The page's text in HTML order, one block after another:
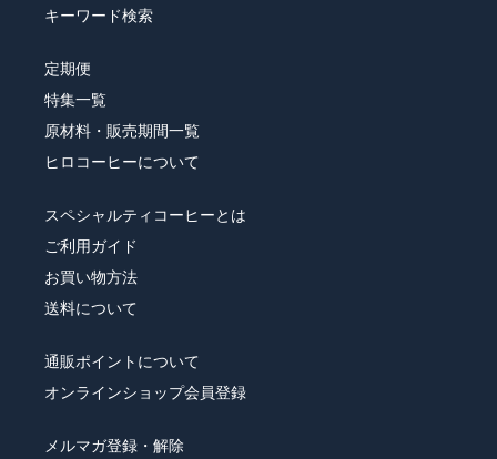
キーワード検索
定期便
特集一覧
原材料・販売期間一覧
ヒロコーヒーについて
スペシャルティコーヒーとは
ご利用ガイド
お買い物方法
送料について
通販ポイントについて
オンラインショップ会員登録
メルマガ登録・解除